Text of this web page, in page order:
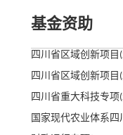
基金资助
四川省区域创新项目
四川省区域创新项目
四川省重大科技专项
国家现代农业体系四